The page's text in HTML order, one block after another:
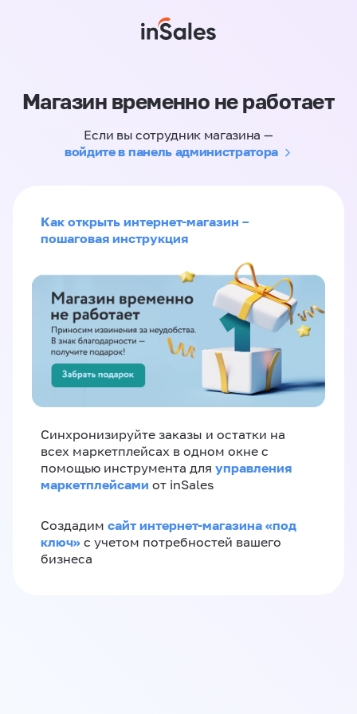
Магазин временно не работает
Если вы сотрудник магазина —
войдите в панель администратора
Как открыть интернет-магазин –
пошаговая инструкция
Синхронизируйте заказы и остатки на
всех маркетплейсах в одном окне с
помощью инструмента для управления
маркетплейсами от inSales
Создадим сайт интернет-магазина «под
ключ» с учетом потребностей вашего
бизнеса